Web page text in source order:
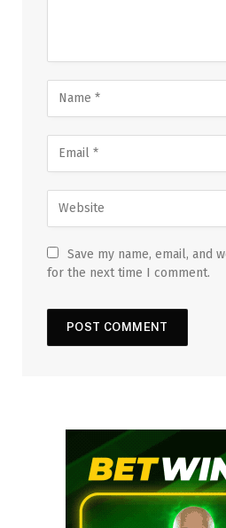
Save my name, email, and
for the next time I comment.